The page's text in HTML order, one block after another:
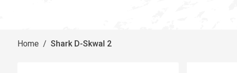
Home / Shark D-Skwal 2